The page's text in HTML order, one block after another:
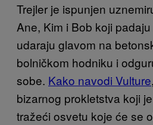
Trejler je ispunjen
Ane, Kim i Bob koji
udaraju glavom na
bolničkom hodniku i
sobe. Kako navodi Vulture
bizarnog prokletstva koji
tražeći osvetu koje će se